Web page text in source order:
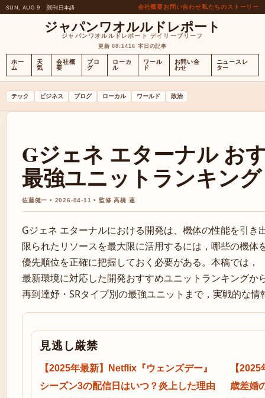
SUN, AUG 9 朝刊日本語 会社概要お問い合わせ私たちのストーリー
ジャパンワオルルドレポート
ジャパンワオルルドレポート デイリーブリーフ
更新 08:1416 本日の記事
ホー
ム
天
気
会社概
要
ブロ
グ
ローカ
ル
ワール
ド
お問い合
わせ
ニュースレ
ター
テック ビジネス ブログ ローカル ワールド 政治
Gジェネ エターナル お
最強ユニットランキン
佐藤健一 • 2026-04-11 • 監修 高橋 蓮
Gジェネ エターナルにおける開発は、機体の性能を引き
限られたリソースを最大限に活用するには，哪些の機体
優先順位を正確に把握しておく必要がある。本稿では，
最新環境に対応した開発おすすめユニットランキングか
再到達妤・SRタイプ別の最強ユニットまで，実戦的な
見逃し厳禁
【2025年最新】Netflix『ウェンズデー』
シーズン3の配信日はいつ？炎上した理由
【
歳差婚